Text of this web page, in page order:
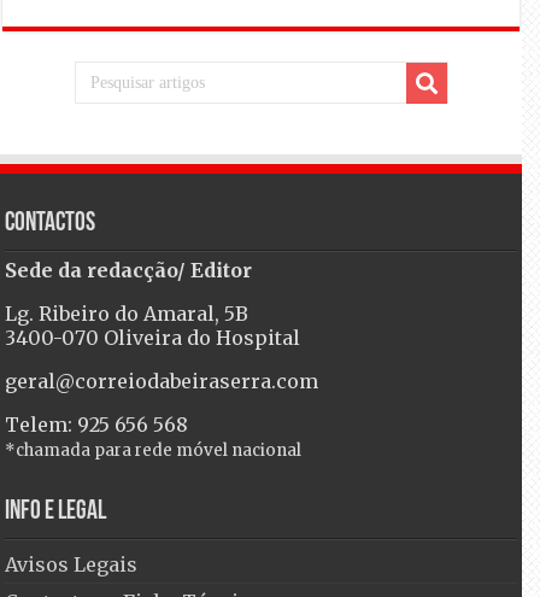
Contactos
Sede da redacção/ Editor
Lg. Ribeiro do Amaral, 5B
3400-070 Oliveira do Hospital
geral@correiodabeiraserra.com
Telem: 925 656 568
*chamada para rede móvel nacional
Info e Legal
Avisos Legais